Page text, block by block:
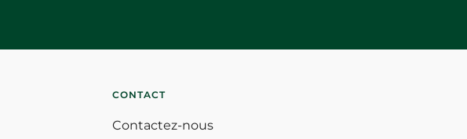
CONTACT
Contactez-nous